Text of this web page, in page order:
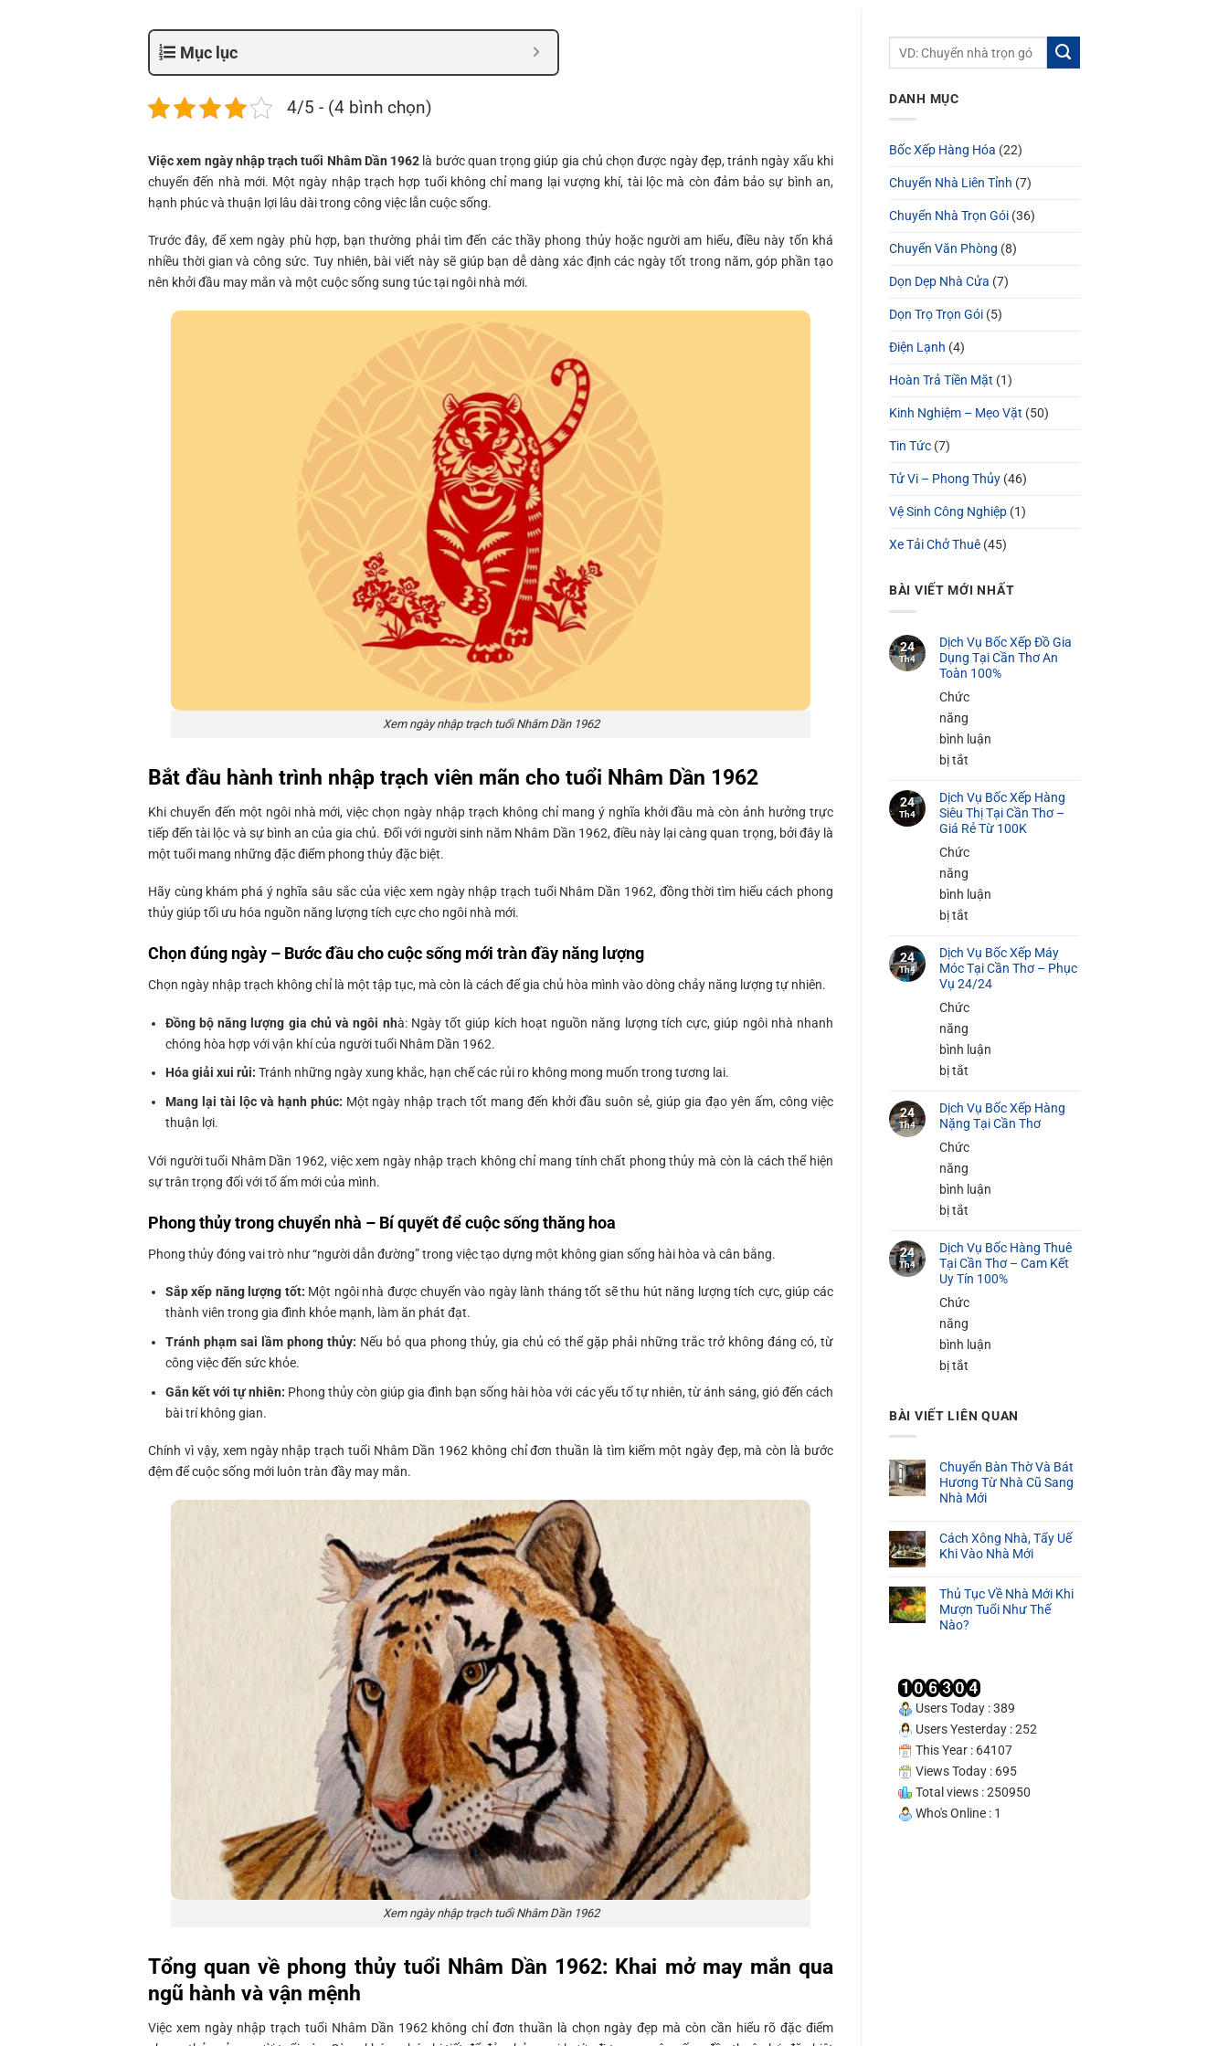
Mục lục
4/5 - (4 bình chọn)
Việc xem ngày nhập trạch tuổi Nhâm Dần 1962 là bước quan trọng giúp gia chủ chọn được ngày đẹp, tránh ngày xấu khi
chuyển đến nhà mới. Một ngày nhập trạch hợp tuổi không chỉ mang lại vượng khí, tài lộc mà còn đảm bảo sự bình an,
hạnh phúc và thuận lợi lâu dài trong công việc lẫn cuộc sống.
Trước đây, để xem ngày phù hợp, bạn thường phải tìm đến các thầy phong thủy hoặc người am hiểu, điều này tốn khá
nhiều thời gian và công sức. Tuy nhiên, bài viết này sẽ giúp bạn dễ dàng xác định các ngày tốt trong năm, góp phần tạo
nên khởi đầu may mắn và một cuộc sống sung túc tại ngôi nhà mới.
Xem ngày nhập trạch tuổi Nhâm Dần 1962
Bắt đầu hành trình nhập trạch viên mãn cho tuổi Nhâm Dần 1962
Khi chuyển đến một ngôi nhà mới, việc chọn ngày nhập trạch không chỉ mang ý nghĩa khởi đầu mà còn ảnh hưởng trực
tiếp đến tài lộc và sự bình an của gia chủ. Đối với người sinh năm Nhâm Dần 1962, điều này lại càng quan trọng, bởi đây là
một tuổi mang những đặc điểm phong thủy đặc biệt.
Hãy cùng khám phá ý nghĩa sâu sắc của việc xem ngày nhập trạch tuổi Nhâm Dần 1962, đồng thời tìm hiểu cách phong
thủy giúp tối ưu hóa nguồn năng lượng tích cực cho ngôi nhà mới.
Chọn đúng ngày – Bước đầu cho cuộc sống mới tràn đầy năng lượng
Chọn ngày nhập trạch không chỉ là một tập tục, mà còn là cách để gia chủ hòa mình vào dòng chảy năng lượng tự nhiên.
Đồng bộ năng lượng gia chủ và ngôi nhà: Ngày tốt giúp kích hoạt nguồn năng lượng tích cực, giúp ngôi nhà nhanh
chóng hòa hợp với vận khí của người tuổi Nhâm Dần 1962.
Hóa giải xui rủi: Tránh những ngày xung khắc, hạn chế các rủi ro không mong muốn trong tương lai.
Mang lại tài lộc và hạnh phúc: Một ngày nhập trạch tốt mang đến khởi đầu suôn sẻ, giúp gia đạo yên ấm, công việc
thuận lợi.
Với người tuổi Nhâm Dần 1962, việc xem ngày nhập trạch không chỉ mang tính chất phong thủy mà còn là cách thể hiện
sự trân trọng đối với tổ ấm mới của mình.
Phong thủy trong chuyển nhà – Bí quyết để cuộc sống thăng hoa
Phong thủy đóng vai trò như “người dẫn đường” trong việc tạo dựng một không gian sống hài hòa và cân bằng.
Sắp xếp năng lượng tốt: Một ngôi nhà được chuyển vào ngày lành tháng tốt sẽ thu hút năng lượng tích cực, giúp các
thành viên trong gia đình khỏe mạnh, làm ăn phát đạt.
Tránh phạm sai lầm phong thủy: Nếu bỏ qua phong thủy, gia chủ có thể gặp phải những trắc trở không đáng có, từ
công việc đến sức khỏe.
Gắn kết với tự nhiên: Phong thủy còn giúp gia đình bạn sống hài hòa với các yếu tố tự nhiên, từ ánh sáng, gió đến cách
bài trí không gian.
Chính vì vậy, xem ngày nhập trạch tuổi Nhâm Dần 1962 không chỉ đơn thuần là tìm kiếm một ngày đẹp, mà còn là bước
đệm để cuộc sống mới luôn tràn đầy may mắn.
Xem ngày nhập trạch tuổi Nhâm Dần 1962
Tổng quan về phong thủy tuổi Nhâm Dần 1962: Khai mở may mắn qua
ngũ hành và vận mệnh
Việc xem ngày nhập trạch tuổi Nhâm Dần 1962 không chỉ đơn thuần là chọn ngày đẹp mà còn cần hiểu rõ đặc điểm
DANH MỤC
Bốc Xếp Hàng Hóa (22)
Chuyển Nhà Liên Tỉnh (7)
Chuyển Nhà Trọn Gói (36)
Chuyển Văn Phòng (8)
Dọn Dẹp Nhà Cửa (7)
Dọn Trọ Trọn Gói (5)
Điện Lạnh (4)
Hoàn Trả Tiền Mặt (1)
Kinh Nghiệm – Mẹo Vặt (50)
Tin Tức (7)
Tử Vi – Phong Thủy (46)
Vệ Sinh Công Nghiệp (1)
Xe Tải Chở Thuê (45)
BÀI VIẾT MỚI NHẤT
24
Th4
Dịch Vụ Bốc Xếp Đồ Gia
Dụng Tại Cần Thơ An
Toàn 100%
Chức
năng
bình luận
bị tắt
Vụ
Bốc
Gia
Dụng
Cần
Thơ
An
Toàn
24
Th4
Dịch Vụ Bốc Xếp Hàng
Siêu Thị Tại Cần Thơ –
Giá Rẻ Từ 100K
Chức
năng
bình luận
bị tắt
Vụ
Bốc
Siêu
Thị
Cần
Thơ
–
Rẻ
24
Th4
Dịch Vụ Bốc Xếp Máy
Móc Tại Cần Thơ – Phục
Vụ 24/24
Chức
năng
bình luận
bị tắt
Vụ
Bốc
Xếp
Móc
Thơ
–
Phục
24/24
24
Th4
Dịch Vụ Bốc Xếp Hàng
Nặng Tại Cần Thơ
Chức
năng
bình luận
bị tắt
Vụ
Bốc
Nặng
Tại
24
Th4
Dịch Vụ Bốc Hàng Thuê
Tại Cần Thơ – Cam Kết
Uy Tín 100%
Chức
năng
bình luận
bị tắt
Thuê
Tại
Thơ
–
Kết
Uy
BÀI VIẾT LIÊN QUAN
Chuyển Bàn Thờ Và Bát
Hương Từ Nhà Cũ Sang
Nhà Mới
Cách Xông Nhà, Tẩy Uế
Khi Vào Nhà Mới
Thủ Tục Về Nhà Mới Khi
Mượn Tuổi Như Thế
Nào?
Users Today : 389
Users Yesterday : 252
This Year : 64107
Views Today : 695
Total views : 250950
Who's Online : 1